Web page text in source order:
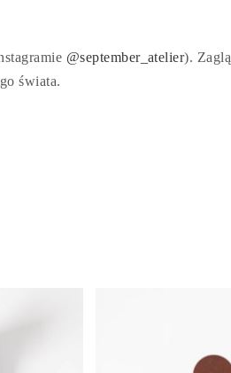
@september_atelier).
świata.